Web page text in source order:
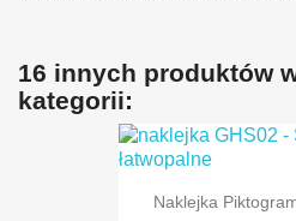
16 innych produktów
kategorii:
Naklejka